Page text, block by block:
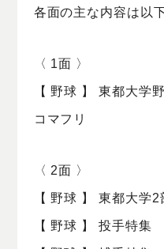
各面の主な内容は以
〈 1面 〉
【 野球 】 東都大学
コマフリ
〈 2面 〉
【 野球 】 東都大学
【 野球 】 投手特集